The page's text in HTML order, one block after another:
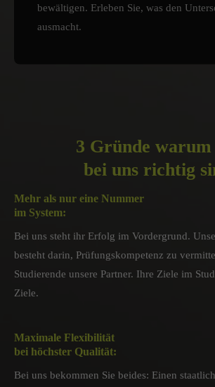
bewältigen. Erleben Sie, was den
ausmacht.
3 Gründe warum
bei uns richtig
Mehr als nur eine Nummer
im System:
Bei uns steht ihr Erfolg im Vordergrund.
besteht darin, Prüfungskompetenz zu
Studierende unsere Partner. Ihre Ziele im
Ziele.
Maximale Flexibilität
bei höchster Qualität:
Bei uns bekommen Sie beides: Einen